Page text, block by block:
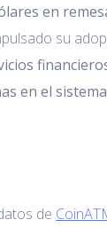
en
su
en el
de